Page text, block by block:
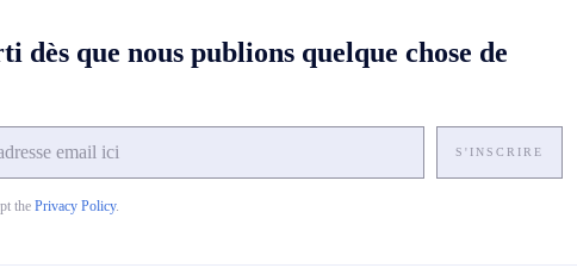
dès que nous publions quelque chose de
S'INSCRIRE
the Privacy Policy.